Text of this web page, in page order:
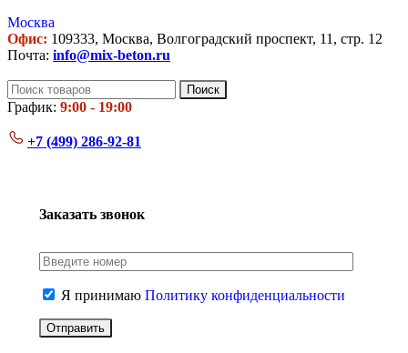
Москва
Офис: 109333, Москва, Волгоградский проспект, 11, стр. 12
Почта: info@mix-beton.ru
Поиск
График: 9:00 - 19:00
+7 (499) 286-92-81
Заказать звонок
Я принимаю Политику конфиденциальности